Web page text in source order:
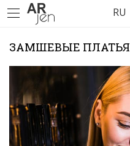
RU
ЗАМШЕВЫЕ ПЛАТЬЯ